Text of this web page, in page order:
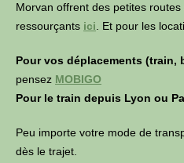
Morvan offrent des petites
ressourçants ici . Et pour les
Pour vos déplacements (train,
pensez MOBIGO
Pour le train depuis Lyon ou
Peu importe votre mode de
dès le trajet.